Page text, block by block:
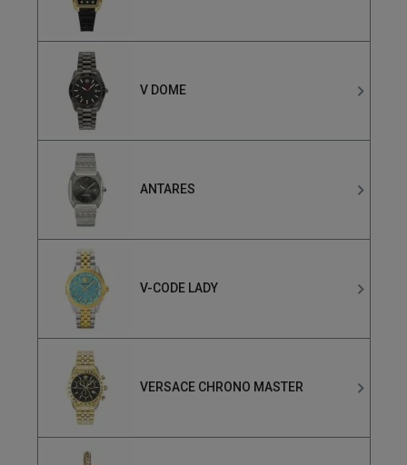
V DOME
ANTARES
V-CODE LADY
VERSACE CHRONO MASTER